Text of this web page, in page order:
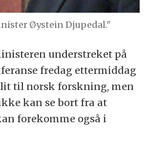
Øystein Djupedal."
understreket på
fredag ettermiddag
til norsk forskning, men
kan se bort fra at
forekomme også i